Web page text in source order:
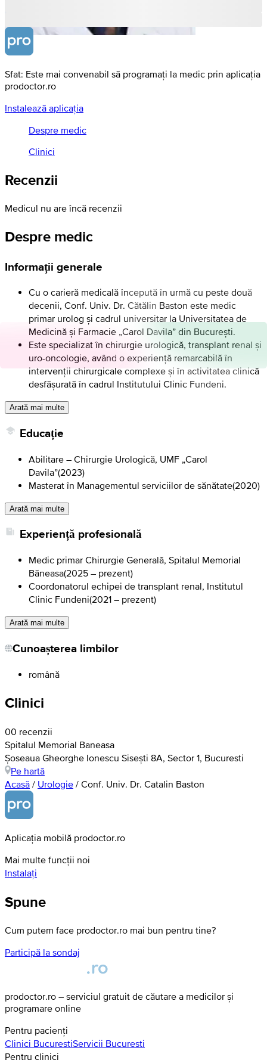
Sfat: Este mai convenabil să programați la medic prin aplicația
prodoctor.ro
Instalează aplicația
Despre medic
Clinici
Recenzii
Medicul nu are încă recenzii
Despre medic
Informații generale
Cu o carieră medicală începută în urmă cu peste două
decenii, Conf. Univ. Dr. Cătălin Baston este medic
primar urolog și cadrul universitar la Universitatea de
Medicină și Farmacie „Carol Davila” din București.
Este specializat în chirurgie urologică, transplant renal și
uro-oncologie, având o experiență remarcabilă în
intervenții chirurgicale complexe și în activitatea clinică
desfășurată în cadrul Institutului Clinic Fundeni.
Arată mai multe
Educație
Abilitare – Chirurgie Urologică, UMF „Carol
Davila”(2023)
Masterat în Managementul serviciilor de sănătate(2020)
Arată mai multe
Experiență profesională
Medic primar Chirurgie Generală, Spitalul Memorial
Băneasa(2025 – prezent)
Coordonatorul echipei de transplant renal, Institutul
Clinic Fundeni(2021 – prezent)
Arată mai multe
Cunoașterea limbilor
română
Clinici
00 recenzii
Spitalul Memorial Baneasa
Șoseaua Gheorghe Ionescu Sisești 8A, Sector 1, Bucuresti
Pe hartă
Acasă / Urologie / Conf. Univ. Dr. Catalin Baston
Aplicația mobilă prodoctor.ro
Mai multe funcții noi
Instalați
Spune
Cum putem face prodoctor.ro mai bun pentru tine?
Participă la sondaj
prodoctor.ro – serviciul gratuit de căutare a medicilor și
programare online
Pentru pacienți
Clinici BucurestiServicii Bucuresti
Pentru clinici